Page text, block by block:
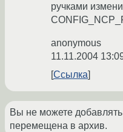
ручками
anonymous
11.11.2004
Ссылка
Вы не можете
перемещена в архив.